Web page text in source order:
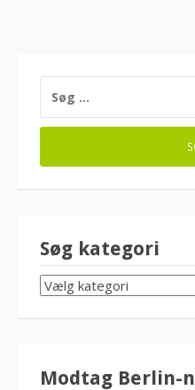
EFTER:
Søg kategori
SØG
KATEGORI
Modtag Berlin-